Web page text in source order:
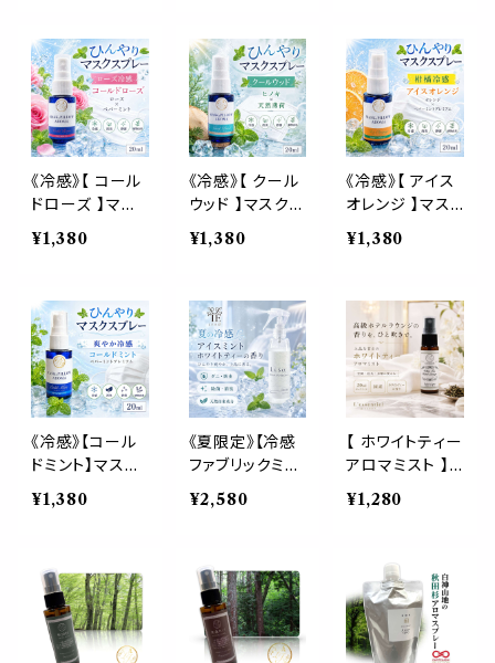
トオレンジ ペパ
ーミント 天然薄
荷 夏 ひんやり
涼しい マスクス
プレー 枕 寝具
消臭 静菌 植物
由来 約3回分
ペパーミント 天
然薄荷 夏 ひん
やり 涼しい 詰
替パウチ 約3回
分 消臭 静菌 冷
感 アロマスプレ
ー
道ハッカ ペパー
ミント ユーカリ
ティートゥリー
強め 爽快 鼻す
っきり 夏 ひんや
り 涼しい 詰替
パウチ 約3回分
消臭 静菌 冷感
《冷感》【 コール
ドローズ 】マス
ク & ピロー ア
ロマ 20ml｜薔
夏 ひんやり 涼し
い スプレー 枕
睡眠 癒し 植物
由来 消臭 静菌
携帯用 ギフト プ
レゼント
¥1,380
《冷感》【 クール
ウッド 】マスク
& ピロー アロ
マ 20ml｜ヒノ
荷 夏 ひんやり
涼しい 森林系
スプレー 枕 寝
具 リフレッシュ
植物由来 消臭
静菌 携帯用 ギ
フト プレゼント
¥1,380
《冷感》【 アイス
オレンジ 】マス
ク & ピロー ア
ロマ 20ml｜ス
天然薄荷 ペパ
ーミント 柑橘 夏
ひんやり 涼しい
スプレー 枕 睡
眠 癒し 植物由
来 消臭 静菌 携
帯用 ギフト プレ
ゼント
¥1,380
《冷感》【コール
ドミント】マスク
& ピロー アロ
マ 20ml｜ ペパ
スプレー 枕 睡
眠 癒し 植物由
来 消臭 静菌 携
帯用 ギフト プレ
¥1,380
《夏限定》【冷感
ファブリックミス
ト】アイスミント
＆ホワイトティー
ファ カーテン ス
ーツ シャツ 消
臭 除菌 防虫 ダ
ニ対策 クールス
¥2,580
【 ホワイトティー
アロマミスト 】
高級ホテルラウ
ンジの香り｜ピ
衣類 寝具 トイレ
空間 携帯用 国
産 日本製 ギフ
ト L’essentiel
¥1,280